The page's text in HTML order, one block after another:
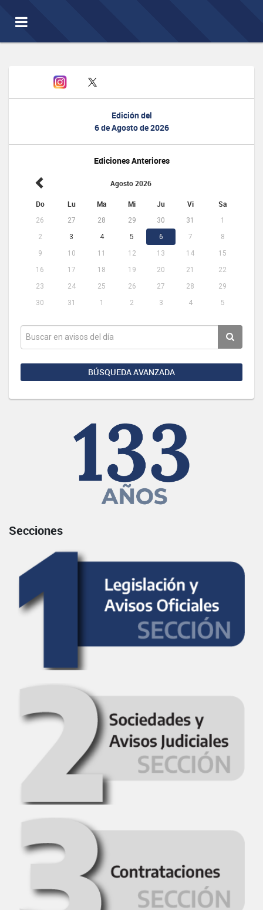
Toggle
navigation
Edición del
6 de Agosto de 2026
Ediciones Anteriores
Agosto 2026
Do Lu Ma Mi Ju Vi Sa
26 27 28 29 30 31
1
2
3 4 5 6 7
8
9
10 11 12 13 14
15
16
17 18 19 20 21
22
23
24 25 26 27 28
29
30
31 1 2 3 4 5
BÚSQUEDA AVANZADA
Secciones